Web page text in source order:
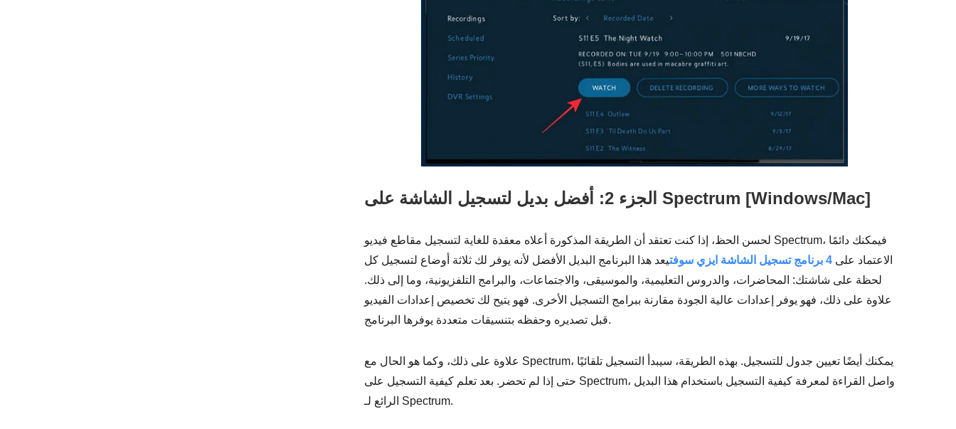
الجزء 2: أفضل بديل لتسجيل الشاشة على Spectrum [Windows/Mac]
لحسن الحظ، إذا كنت تعتقد أن الطريقة المذكورة أعلاه معقدة للغاية لتسجيل مقاطع فيديو Spectrum، فيمكنك دائمًا
الاعتماد على 4 برنامج تسجيل الشاشة ايزي سوفت
يعد هذا البرنامج البديل الأفضل لأنه يوفر لك ثلاثة أوضاع لتسجيل كل
لحظة على شاشتك: المحاضرات، والدروس التعليمية، والموسيقى، والاجتماعات، والبرامج التلفزيونية، وما إلى ذلك.
علاوة على ذلك، فهو يوفر إعدادات عالية الجودة مقارنة ببرامج التسجيل الأخرى. فهو يتيح لك تخصيص إعدادات الفيديو
قبل تصديره وحفظه بتنسيقات متعددة يوفرها البرنامج.
علاوة على ذلك، وكما هو الحال مع Spectrum، يمكنك أيضًا تعيين جدول للتسجيل. بهذه الطريقة، سيبدأ التسجيل تلقائيًا
حتى إذا لم تحضر. بعد تعلم كيفية التسجيل على Spectrum، واصل القراءة لمعرفة كيفية التسجيل باستخدام هذا البديل
الرائع لـ Spectrum.